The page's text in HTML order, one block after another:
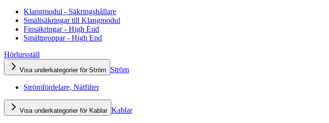
Klangmodul - Säkringshållare
Smältsäkringar till Klangmodul
Finsäkringar - High End
Smältproppar - High End
Hörlursställ
Visa underkategorier för Ström Ström
Strömfördelare, Nätfilter
Visa underkategorier för Kablar Kablar